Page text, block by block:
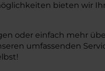
bieten wir
oder einfach mehr
umfassenden